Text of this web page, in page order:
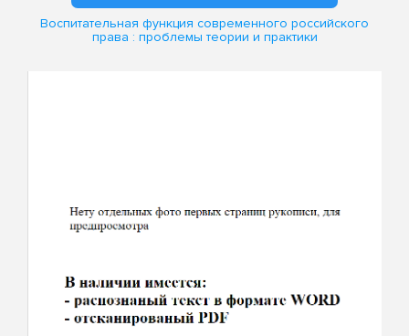
Воспитательная функция современного российского
права : проблемы теории и практики